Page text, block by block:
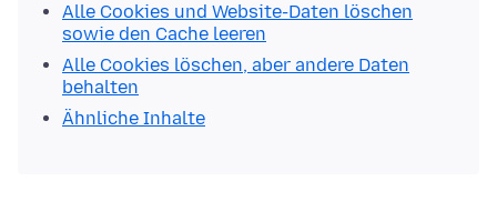
Alle Cookies und Website-Daten löschen
sowie den Cache leeren
Alle Cookies löschen, aber andere Daten
behalten
Ähnliche Inhalte